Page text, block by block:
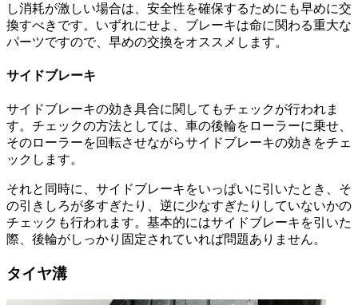
し消耗が激しい場合は、安全性を確保するためにも早めに交
換すべきです。いずれにせよ、ブレーキは命に関わる重大な
パーツですので、早めの交換をオススメします。
サイドブレーキ
サイドブレーキの効き具合に関してもチェックが行われま
す。チェックの方法としては、車の後輪をローラーに乗せ、
そのローラーを回転させながらサイドブレーキの効きをチェ
ックします。
それと同時に、サイドブレーキをいっぱいに引いたとき、そ
の引きしろが多すぎたり、逆に少なすぎたりしていないかの
チェックも行われます。基本的にはサイドブレーキを引いた
際、後輪がしっかり固定されていれば問題ありません。
タイヤ溝